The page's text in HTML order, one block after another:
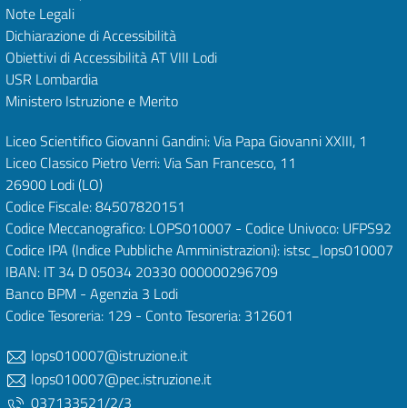
Note Legali
Dichiarazione di Accessibilità
Obiettivi di AccessibilitàAT VIII Lodi
USR Lombardia
Ministero Istruzione e Merito
Liceo Scientifico Giovanni Gandini: Via Papa Giovanni XXIII, 1
Liceo Classico Pietro Verri: Via San Francesco, 11
26900 Lodi(LO)
Codice Fiscale: 84507820151
Codice Meccanografico: LOPS010007 - Codice Univoco: UFPS92
Codice IPA (Indice Pubbliche Amministrazioni): istsc_lops010007
IBAN: IT 34 D 05034 20330 000000296709
Banco BPM - Agenzia 3 Lodi
Codice Tesoreria: 129 - Conto Tesoreria: 312601
lops010007@istruzione.it
lops010007@pec.istruzione.it
037133521/2/3